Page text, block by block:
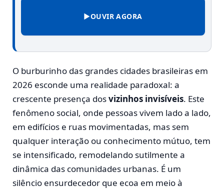
▶OUVIR AGORA
O burburinho das grandes cidades brasileiras em
2026 esconde uma realidade paradoxal: a
crescente presença dosvizinhos invisíveis. Este
fenômeno social, onde pessoas vivem lado a lado,
em edifícios e ruas movimentadas, mas sem
qualquer interação ou conhecimento mútuo, tem
se intensificado, remodelando sutilmente a
dinâmica das comunidades urbanas. É um
silêncio ensurdecedor que ecoa em meio à